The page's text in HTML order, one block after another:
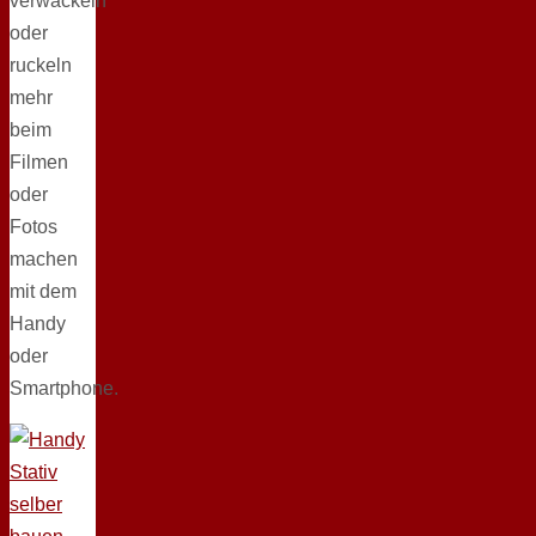
oder
ruckeln
mehr
beim
Filmen
oder
Fotos
machen
mit dem
Handy
oder
Smartphone.